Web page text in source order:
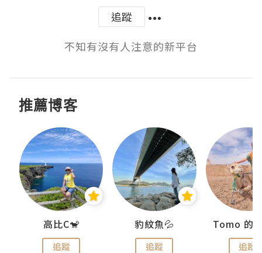
追蹤
不知有沒有人注意的新平台
推薦博客
高比C🐒
追蹤
豹紋魚💦
追蹤 追蹤